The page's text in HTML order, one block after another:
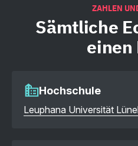
ZAHLEN
Sämtliche
Hochschule
Leuphana Universität